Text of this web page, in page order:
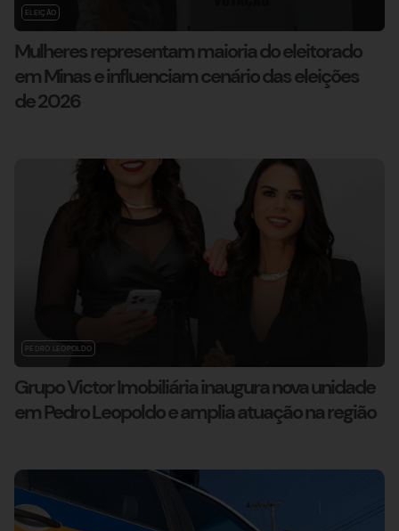
ELEIÇÃO
Mulheres representam maioria do eleitorado
em Minas e influenciam cenário das eleições
de 2026
PEDRO LEOPOLDO
Grupo Victor Imobiliária inaugura nova unidade
em Pedro Leopoldo e amplia atuação na região